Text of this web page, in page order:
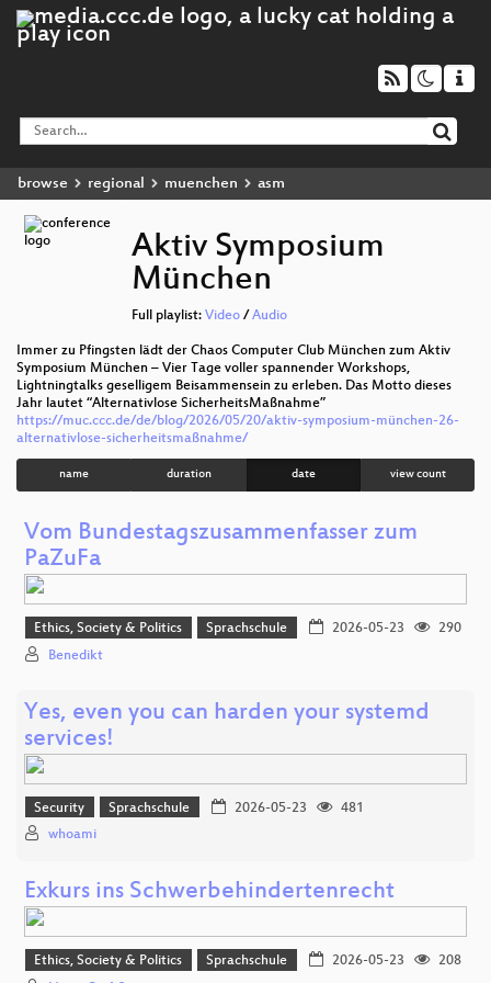
browse regional muenchen asm
Aktiv Symposium
München
Full playlist: Video/ Audio
Immer zu Pfingsten lädt der Chaos Computer Club München zum Aktiv
Symposium München – Vier Tage voller spannender Workshops,
Lightningtalks geselligem Beisammensein zu erleben. Das Motto dieses
Jahr lautet “Alternativlose SicherheitsMaßnahme”
https://muc.ccc.de/de/blog/2026/05/20/aktiv-symposium-münchen-26-
alternativlose-sicherheitsmaßnahme/
name duration date view count
Vom Bundestagszusammenfasser zum
PaZuFa
Ethics, Society & Politics Sprachschule 2026-05-23
290
Benedikt
Yes, even you can harden your systemd
services!
Security Sprachschule 2026-05-23
481
whoami
Exkurs ins Schwerbehindertenrecht
Ethics, Society & Politics Sprachschule 2026-05-23
208